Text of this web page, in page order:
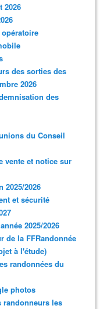
2026
des sorties des
2026
des
du Conseil
vente et notice sur
2025/2026
et sécurité
2025/2026
de la FFRandonnée
à l'étude)
randonnées du
photos
randonneurs les